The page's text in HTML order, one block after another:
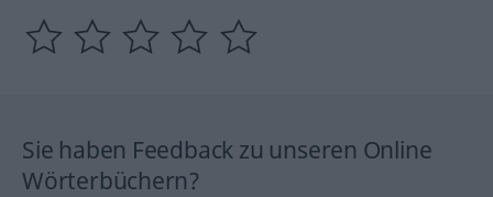
Sie haben Feedback zu unseren Online
Wörterbüchern?